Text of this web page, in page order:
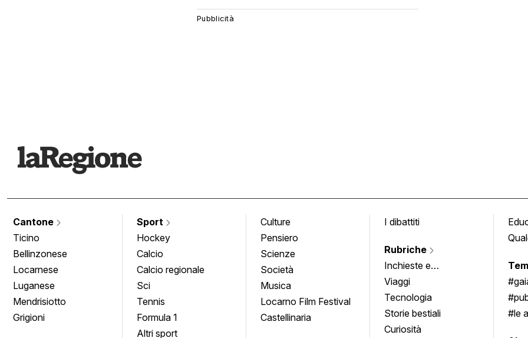
Cantone
Ticino
Bellinzonese
Locarnese
Luganese
Mendrisiotto
Grigioni
Sport
Hockey
Calcio
Calcio regionale
Sci
Tennis
Formula 1
Altri sport
Culture
Pensiero
Scienze
Società
Musica
Locarno Film Festival
Castellinaria
I dibattiti
Rubriche
Inchieste e
approfondimenti
Viaggi
Tecnologia
Storie bestiali
Curiosità
#le